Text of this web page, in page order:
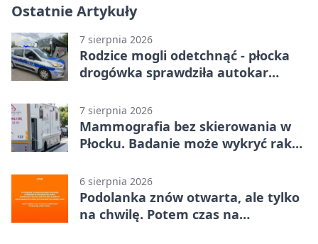
Ostatnie Artykuły
7 sierpnia 2026
Rodzice mogli odetchnąć - płocka
drogówka sprawdziła autokar
7 sierpnia 2026
Mammografia bez skierowania w
Płocku. Badanie może wykryć raka,
6 sierpnia 2026
Podolanka znów otwarta, ale tylko
na chwilę. Potem czas na